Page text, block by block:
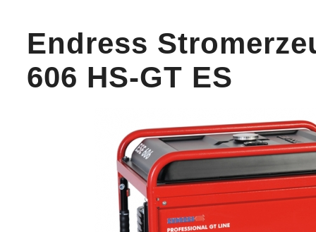
Endress
606 HS-GT ES